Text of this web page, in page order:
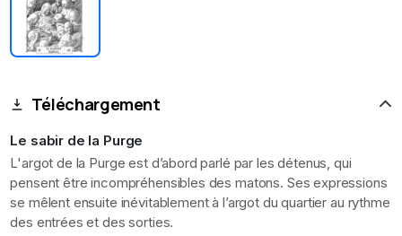
Téléchargement
Le sabir de la Purge
L'argot de la Purge est d’abord parlé par les détenus, qui
pensent être incompréhensibles des matons. Ses expressions
se mêlent ensuite inévitablement à l’argot du quartier au rythme
des entrées et des sorties.